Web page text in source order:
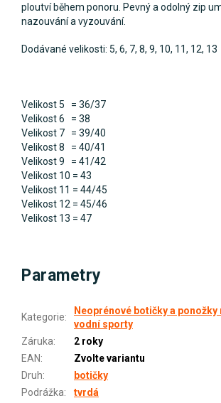
ploutví během ponoru. Pevný a odolný zip
nazouvání a vyzouvání.
Dodávané velikosti: 5, 6, 7, 8, 9, 10, 11, 12, 13
Velikost 5 = 36/37
Velikost 6 = 38
Velikost 7 = 39/40
Velikost 8 = 40/41
Velikost 9 = 41/42
Velikost 10 = 43
Velikost 11 = 44/45
Velikost 12 = 45/46
Velikost 13 = 47
Parametry
Kategorie:
Neoprénové botičky a ponožky
vodní sporty
Záruka:
2 roky
EAN:
Zvolte variantu
Druh:
botičky
Podrážka: tvrdá